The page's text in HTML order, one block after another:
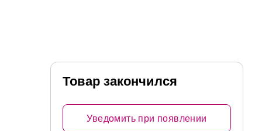
Товар закончился
Уведомить при появлении